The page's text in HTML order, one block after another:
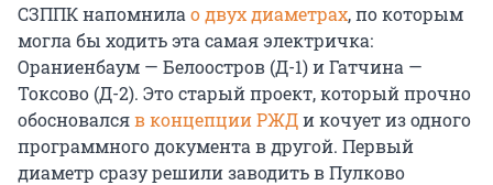
СЗППК напомнила о двух диаметрах, по которым
могла бы ходить эта самая электричка:
Ораниенбаум — Белоостров (Д-1) и Гатчина —
Токсово (Д-2). Это старый проект, который прочно
обосновалсяв концепции РЖДи кочует из одного
программного документа в другой. Первый
диаметр сразу решили заводить в Пулково